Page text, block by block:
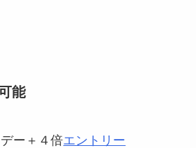
能
ー＋４倍エントリー